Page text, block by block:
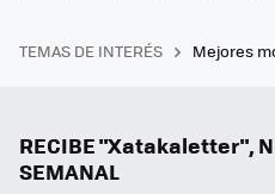
TEMAS DE INTERÉS Mejores
RECIBE "Xatakaletter",
SEMANAL